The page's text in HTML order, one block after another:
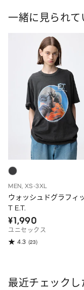
一緒に見られて
MEN, XS-3XL
ウォッシュドグラフィ
T E.T.
¥1,990
ユニセックス
4.3 (23)
最近チェックし